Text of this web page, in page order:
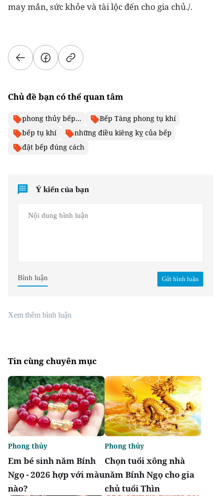
may mắn, sức khỏe và tài lộc đến cho gia chủ./.
Chủ đề bạn có thể quan tâm
phong thủy bếp...
Bếp Tàng phong tụ khí
bếp tụ khí
những điều kiêng kỵ của bếp
đặt bếp đúng cách
Ý kiến của bạn
Gửi bình luận
Bình luận
Xem thêm bình luận
Tin cùng chuyên mục
Em bé sinh năm Bính
Ngọ - 2026 hợp với màu
nào?
Phong thủy
Chọn tuổi xông nhà
năm Bính Ngọ cho gia
chủ tuổi Thìn
Phong thủy